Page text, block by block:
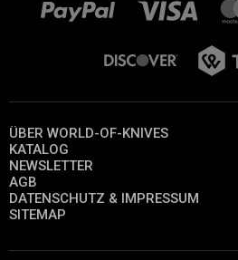
ÜBER WORLD-OF-KNIVES
KATALOG
NEWSLETTER
AGB
DATENSCHUTZ & IMPRESSUM
SITEMAP